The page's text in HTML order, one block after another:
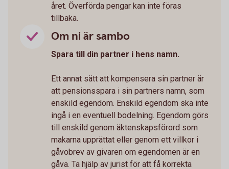
året. Överförda pengar kan inte föras
tillbaka.
Om ni är sambo
Spara till din partner i hens namn.
Ett annat sätt att kompensera sin partner är
att pensionsspara i sin partners namn, som
enskild egendom. Enskild egendom ska inte
ingå i en eventuell bodelning. Egendom görs
till enskild genom äktenskapsförord som
makarna upprättat eller genom ett villkor i
gåvobrev av givaren om egendomen är en
gåva. Ta hjälp av jurist för att få korrekta